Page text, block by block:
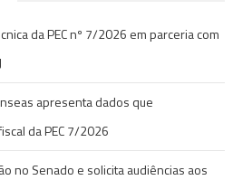
da PEC nº 7/2026 em parceria com
apresenta dados que
da PEC 7/2026
no Senado e solicita audiências aos